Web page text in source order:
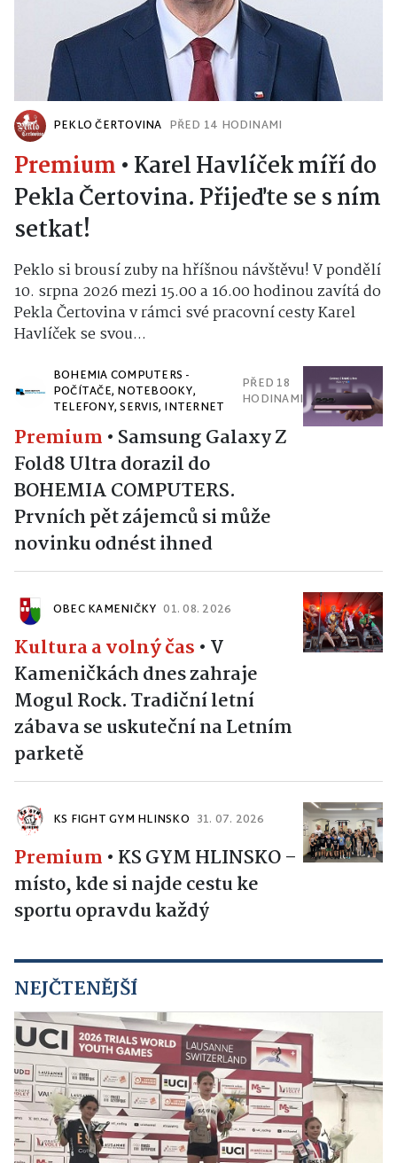
PEKLO ČERTOVINA PŘED 14 HODINAMI
Premium • Karel Havlíček míří do
Pekla Čertovina. Přijeďte se s ním
setkat!
Peklo si brousí zuby na hříšnou návštěvu! V pondělí
10. srpna 2026 mezi 15.00 a 16.00 hodinou zavítá do
Pekla Čertovina v rámci své pracovní cesty Karel
Havlíček se svou...
BOHEMIA COMPUTERS -
POČÍTAČE, NOTEBOOKY,
TELEFONY, SERVIS, INTERNET
PŘED 18
HODINAMI
Premium • Samsung Galaxy Z
Fold8 Ultra dorazil do
BOHEMIA COMPUTERS.
Prvních pět zájemců si může
novinku odnést ihned
OBEC KAMENIČKY 01. 08. 2026
Kultura a volný čas • V
Kameničkách dnes zahraje
Mogul Rock. Tradiční letní
zábava se uskuteční na Letním
parketě
KS FIGHT GYM HLINSKO 31. 07. 2026
Premium • KS GYM HLINSKO –
místo, kde si najde cestu ke
sportu opravdu každý
NEJČTENĚJŠÍ